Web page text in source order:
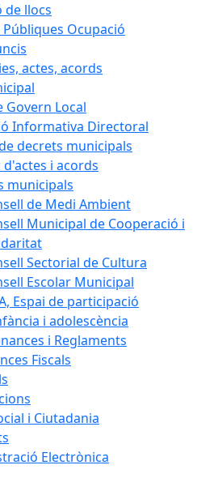
de llocs
Ocupació
actes, acords
Govern Local
Informativa Directoral
decrets municipals
i acords
municipals
de Medi Ambient
Municipal de Cooperació i
Sectorial de Cultura
Escolar Municipal
Espai de participació
i adolescència
i Reglaments
Fiscals
i Ciutadania
Electrònica